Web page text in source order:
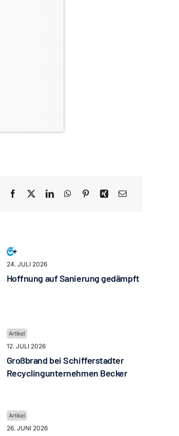
24. JULI 2026
Hoffnung auf Sanierung gedämpft
12. JULI 2026
Großbrand bei Schifferstadter
Recyclingunternehmen Becker
26. JUNI 2026